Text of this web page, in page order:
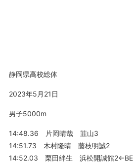
静岡県高校総体
2023年5月21日
男子5000m
14:48.36 片岡晴哉 韮山3
14:51.73 木村隆晴 藤枝明誠2
14:52.03 栗田絆生 浜松開誠館